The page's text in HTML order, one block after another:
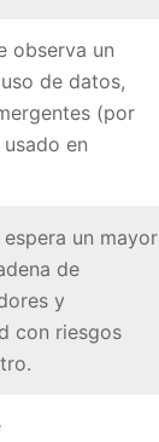
observa un
de datos,
(por
en
un mayor
de
y
con riesgos